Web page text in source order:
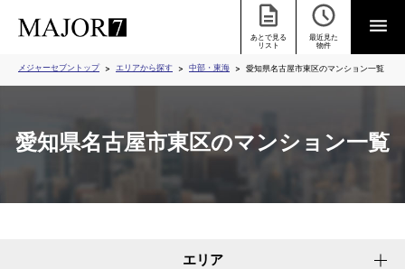
あとで見る
リスト
最近見た
物件
メジャーセブントップ エリアから探す 中部・東海 愛知県名古屋市東区のマンション一覧
愛知県名古屋市東区のマンション一覧
エリア